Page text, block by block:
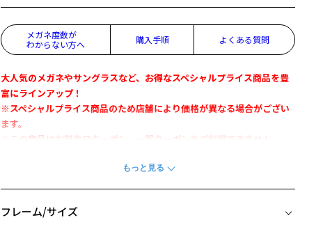
メガネ度数が
わからない方へ
購入手順 よくある質問
大人気のメガネやサングラスなど、お得なスペシャルプライス商品を豊
富にラインアップ！
※スペシャルプライス商品のため店舗により価格が異なる場合がござい
ます。
※この商品はお誕生日クーポン、一部クーポンをご利用できません。
優れた機能性にちょうどいいデザインを併せ持つ万能フレーム
場したのがこの「FLEX METAL」。テンプル（つる）に形状記憶合金を採
フレーム/サイズ